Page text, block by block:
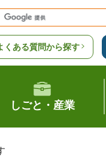
くある質問から探す
しごと・産業